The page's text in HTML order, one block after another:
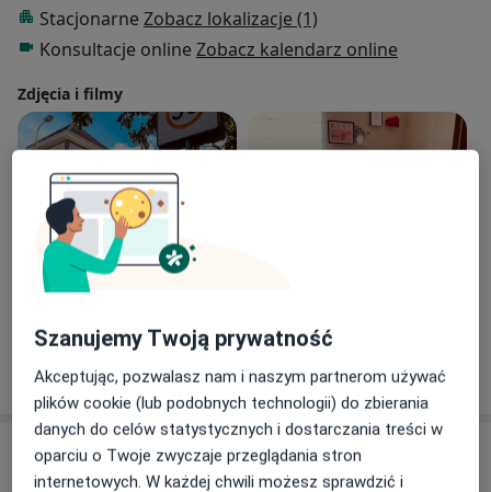
Stacjonarne Zobacz lokalizacje (1)
Konsultacje online Zobacz kalendarz online
Zdjęcia i filmy
Zobacz galerię (5)
Pokaż więcejo doświadczeniu
Aktualności
Szanujemy Twoją prywatność
Akceptując, pozwalasz nam i naszym partnerom używać
plików cookie (lub podobnych technologii) do zbierania
danych do celów statystycznych i dostarczania treści w
oparciu o Twoje zwyczaje przeglądania stron
internetowych. W każdej chwili możesz sprawdzić i